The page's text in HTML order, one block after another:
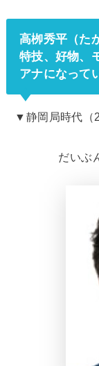
高栁秀平（た
特技、好物、
アナになって
▼静岡局時代（
だいぶ